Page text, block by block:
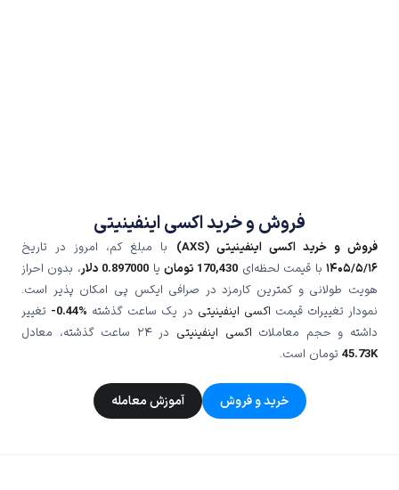
فروش و خرید اکسی اینفینیتی
فروش و خرید اکسی اینفینیتی (AXS)
با مبلغ کم، امروز در تاریخ
۱۴۰۵/۵/۱۶با قیمت لحظه‌ای 170,430 تومانیا 0.897000 دلار، بدون احراز
هویت طولانی و کمترین کارمزد در صرافی ایکس پی امکان پذیر است.
نمودار تغییرات قیمت اکسی اینفینیتی در یک ساعت گذشته -0.44% تغییر
داشته و حجم معاملات اکسی اینفینیتی در ۲۴ ساعت گذشته، معادل
45.73K تومان است.
خرید و فروش آموزش معامله